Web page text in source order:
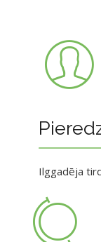
Ilggadēja